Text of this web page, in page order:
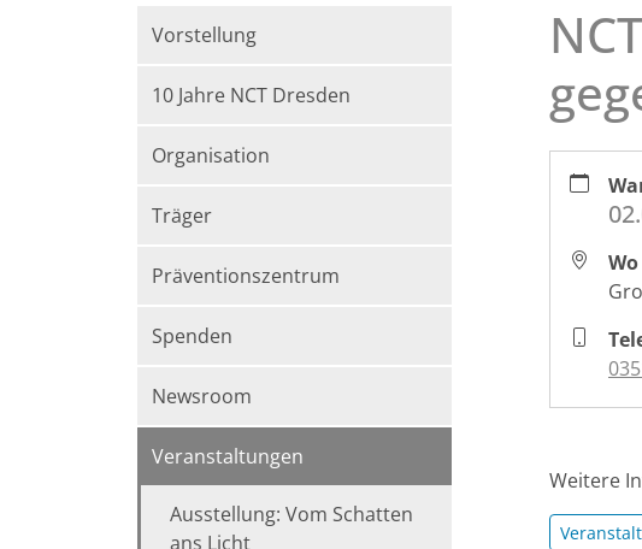
nctucc-
dresden/
-
Wo
Weitere
Vorstellung
10 Jahre NCT Dresden
Organisation
Träger
Präventionszentrum
Spenden
Newsroom
Veranstaltungen
Ausstellung: Vom Schatten
ans Licht